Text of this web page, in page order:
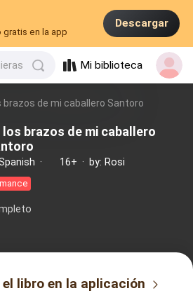
gratis en la app
Descargar
Mi biblioteca
brazos de mi caballero Santoro
los brazos de mi caballero
· 16+ · by: Rosi
el libro en la aplicación